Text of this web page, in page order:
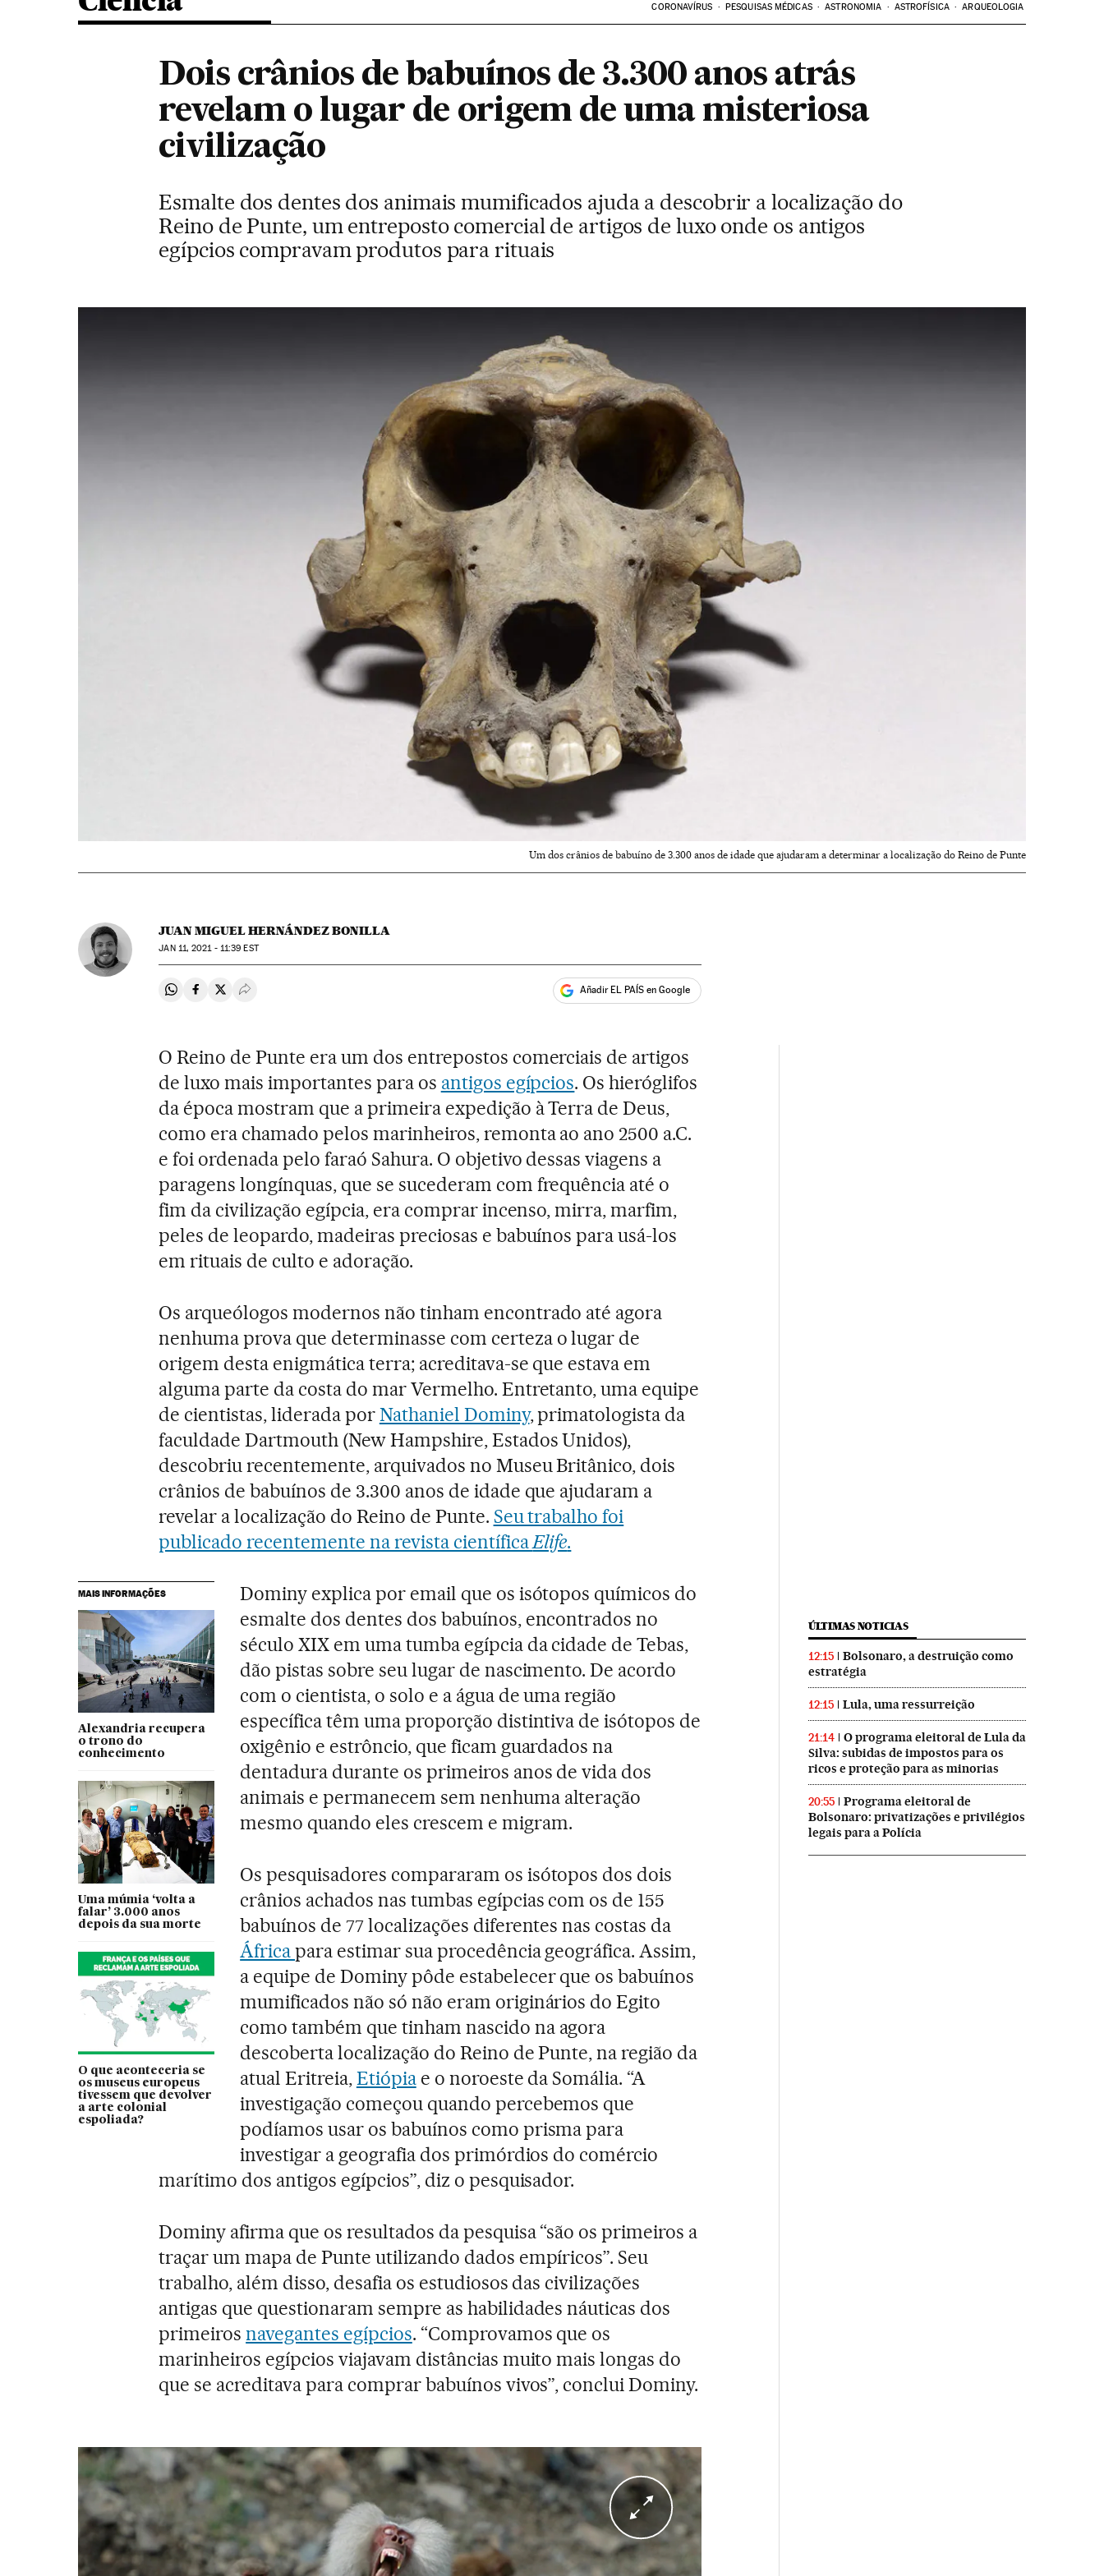
CORONAVÍRUS PESQUISAS MÉDICAS ASTRONOMIA ASTROFÍSICA ARQUEOLOGIA
Dois crânios de babuínos de 3.300 anos atrás
revelam o lugar de origem de uma misteriosa
civilização
Esmalte dos dentes dos animais mumificados ajuda a descobrir a localização do
Reino de Punte, um entreposto comercial de artigos de luxo onde os antigos
egípcios compravam produtos para rituais
Um dos crânios de babuíno de 3.300 anos de idade que ajudaram a determinar a localização do Reino de Punte
JUAN MIGUEL HERNÁNDEZ BONILLA
JAN11, 2021 - 11:39 EST
Compartir en Whatsapp
Compartir en Facebook
Compartir en Twitter
Desplegar Redes Sociales Añadir EL PAÍS en Google
O Reino de Punte era um dos entrepostos comerciais de artigos
de luxo mais importantes para os antigos egípcios. Os hieróglifos
da época mostram que a primeira expedição à Terra de Deus,
como era chamado pelos marinheiros, remonta ao ano 2500 a.C.
e foi ordenada pelo faraó Sahura. O objetivo dessas viagens a
paragens longínquas, que se sucederam com frequência até o
fim da civilização egípcia, era comprar incenso, mirra, marfim,
peles de leopardo, madeiras preciosas e babuínos para usá-los
em rituais de culto e adoração.
Os arqueólogos modernos não tinham encontrado até agora
nenhuma prova que determinasse com certeza o lugar de
origem desta enigmática terra; acreditava-se que estava em
alguma parte da costa do mar Vermelho. Entretanto, uma equipe
de cientistas, liderada porNathaniel Dominy, primatologista da
faculdade Dartmouth (New Hampshire, Estados Unidos),
descobriu recentemente, arquivados no Museu Britânico, dois
crânios de babuínos de 3.300 anos de idade que ajudaram a
revelar a localização do Reino de Punte. Seu trabalho foi
publicado recentemente na revista científicaElife.
MAIS INFORMAÇÕES
Alexandria recupera
o trono do
conhecimento
Uma múmia ‘volta a
falar’ 3.000 anos
depois da sua morte
O que aconteceria se
os museus europeus
tivessem que devolver
a arte colonial
espoliada?
Dominy explica por email que os isótopos químicos do
esmalte dos dentes dos babuínos, encontrados no
século XIX em uma tumba egípcia da cidade de Tebas,
dão pistas sobre seu lugar de nascimento. De acordo
com o cientista, o solo e a água de uma região
específica têm uma proporção distintiva de isótopos de
oxigênio e estrôncio, que ficam guardados na
dentadura durante os primeiros anos de vida dos
animais e permanecem sem nenhuma alteração
mesmo quando eles crescem e migram.
Os pesquisadores compararam os isótopos dos dois
crânios achados nas tumbas egípcias com os de 155
babuínos de 77 localizações diferentes nas costas da
Áfricapara estimar sua procedência geográfica. Assim,
a equipe de Dominy pôde estabelecer que os babuínos
mumificados não só não eram originários do Egito
como também que tinham nascido na agora
descoberta localização do Reino de Punte, na região da
atual Eritreia,Etiópiae o noroeste da Somália. “A
investigação começou quando percebemos que
podíamos usar os babuínos como prisma para
investigar a geografia dos primórdios do comércio
marítimo dos antigos egípcios”, diz o pesquisador.
Dominy afirma que os resultados da pesquisa “são os primeiros a
traçar um mapa de Punte utilizando dados empíricos”. Seu
trabalho, além disso, desafia os estudiosos das civilizações
antigas que questionaram sempre as habilidades náuticas dos
primeirosnavegantes egípcios. “Comprovamos que os
marinheiros egípcios viajavam distâncias muito mais longas do
que se acreditava para comprar babuínos vivos”, conclui Dominy.
ÚLTIMAS NOTICIAS
12:15
Bolsonaro, a destruição como
estratégia
12:15 Lula, uma ressurreição
21:14
O programa eleitoral de Lula da
Silva: subidas de impostos para os
ricos e proteção para as minorias
20:55
Programa eleitoral de
Bolsonaro: privatizações e privilégios
legais para a Polícia